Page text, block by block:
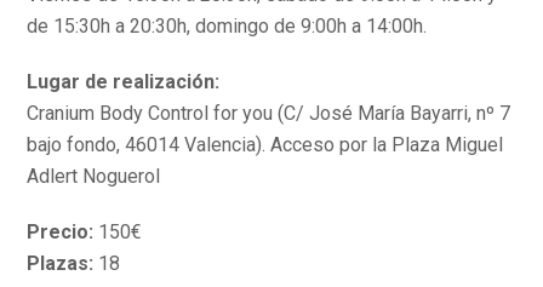
de 15:30h a 20:30h, domingo de 9:00h a 14:00h.
Lugar de realización:
Cranium Body Control for you (C/ José María Bayarri, nº 7
bajo fondo, 46014 Valencia). Acceso por la Plaza Miguel
Adlert Noguerol
Precio: 150€
Plazas: 18